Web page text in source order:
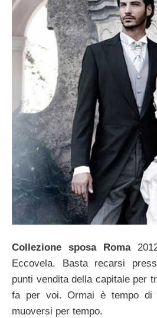
Collezione sposa Roma
Eccovela. Basta recarsi
punti vendita della capitale per
fa per voi. Ormai è tempo di
muoversi per tempo.